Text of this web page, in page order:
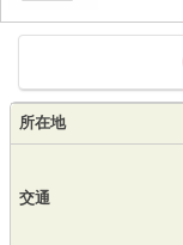
所在地
交通